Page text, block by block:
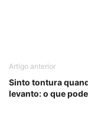
Artigo anterior
Sinto tontura
levanto: o que